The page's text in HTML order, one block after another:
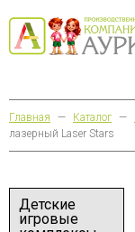
Главная — Каталог —
лазерный Laser Stars
Детские
игровые